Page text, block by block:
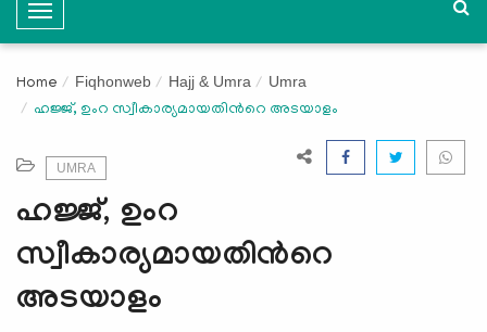
T
o
g
l
a
v
i
g
a
Home Fiqhonweb Hajj & Umra Umra
ഹജ്ജ്, ഉംറ സ്വീകാര്യമായതിന്‍റെ അടയാളം
UMRA
ഹജ്ജ്, ഉംറ
സ്വീകാര്യമായതിന്‍റെ
അടയാളം